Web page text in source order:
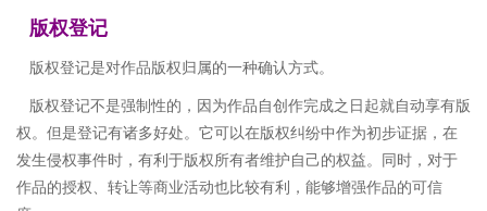
版权登记
版权登记是对作品版权归属的一种确认方式。
版权登记不是强制性的，因为作品自创作完成之日起就自动享有版
权。但是登记有诸多好处。它可以在版权纠纷中作为初步证据，在
发生侵权事件时，有利于版权所有者维护自己的权益。同时，对于
作品的授权、转让等商业活动也比较有利，能够增强作品的可信